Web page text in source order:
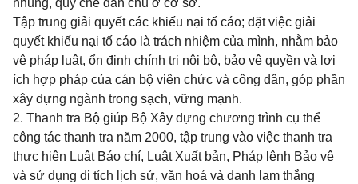
nhũng, quy chế dân chủ ở cơ sở.
Tập trung giải quyết các khiếu nại tố cáo; đặt việc giải
quyết khiếu nại tố cáo là trách nhiệm của mình, nhằm bảo
vệ pháp luật, ổn định chính trị nội bộ, bảo vệ quyền và lợi
ích hợp pháp của cán bộ viên chức và công dân, góp phần
xây dựng ngành trong sạch, vững mạnh.
2. Thanh tra Bộ giúp Bộ Xây dựng chương trình cụ thể
công tác thanh tra năm 2000, tập trung vào việc thanh tra
thực hiện Luật Báo chí, Luật Xuất bản, Pháp lệnh Bảo vệ
và sử dụng di tích lịch sử, văn hoá và danh lam thắng